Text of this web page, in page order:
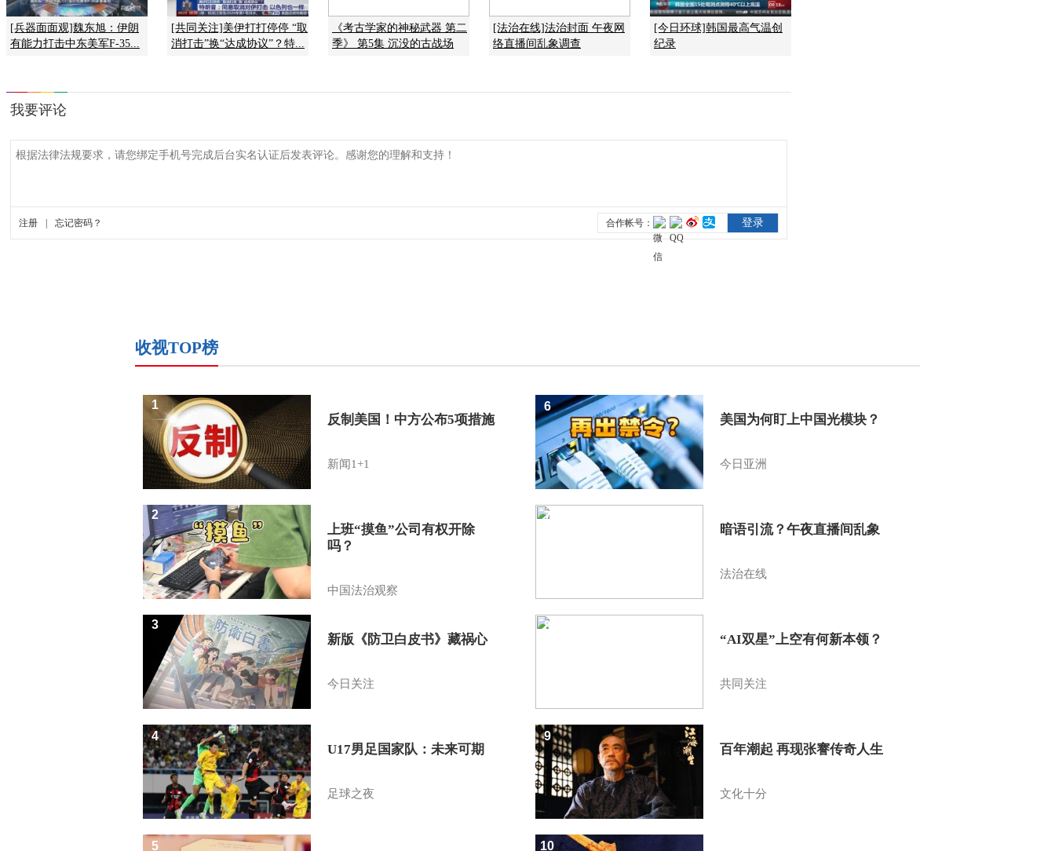
[兵器面面观]魏东旭：伊朗
有能力打击中东美军F-35...
[共同关注]美伊打打停停 “取
消打击”换“达成协议”？特...
《考古学家的神秘武器 第二
季》 第5集 沉没的古战场
[法治在线]法治封面 午夜网
络直播间乱象调查
[今日环球]韩国最高气温创
纪录
收视TOP榜
反制美国！中方公布5项措施
新闻1+1
1
上班“摸鱼”公司有权开除
吗？
中国法治观察
2
新版《防卫白皮书》藏祸心
今日关注
3
U17男足国家队：未来可期
足球之夜
4
5
美国为何盯上中国光模块？
今日亚洲
6
暗语引流？午夜直播间乱象
法治在线
7
“AI双星”上空有何新本领？
共同关注
8
百年潮起 再现张謇传奇人生
文化十分
9
10